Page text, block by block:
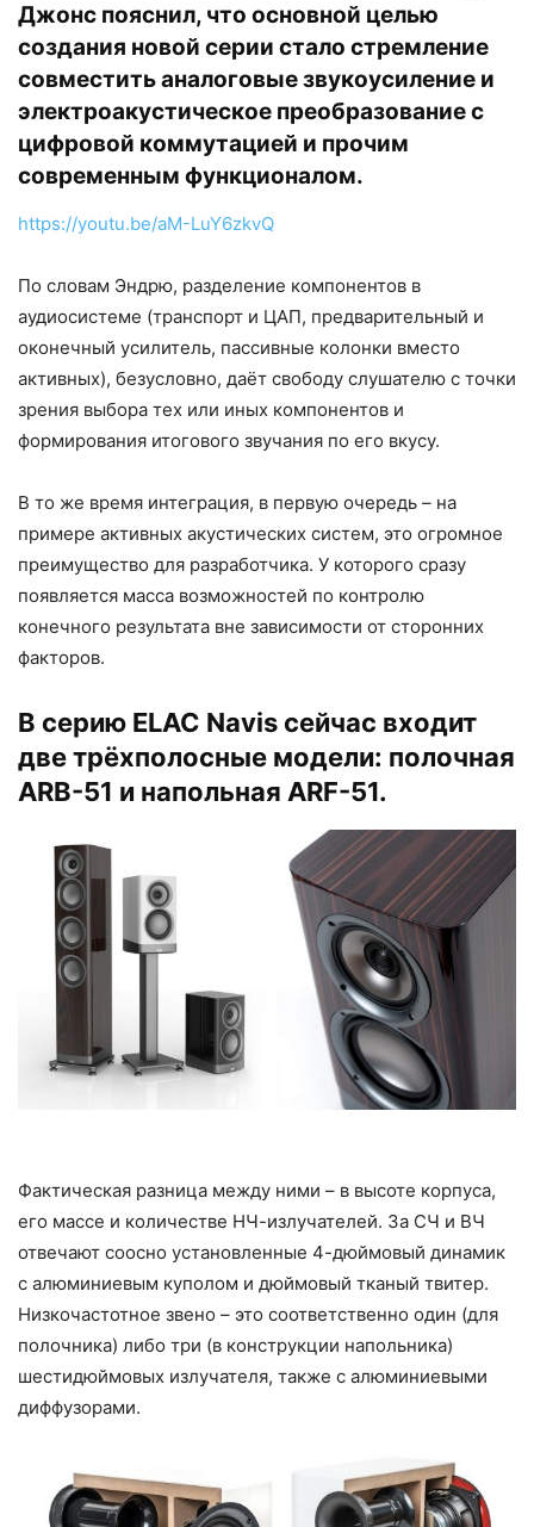
Джонс пояснил, что основной целью
создания новой серии стало стремление
совместить аналоговые звукоусиление и
электроакустическое преобразование с
цифровой коммутацией и прочим
современным функционалом.
https://youtu.be/aM-LuY6zkvQ
По словам Эндрю, разделение компонентов в
аудиосистеме (транспорт и ЦАП, предварительный и
оконечный усилитель, пассивные колонки вместо
активных), безусловно, даёт свободу слушателю с точки
зрения выбора тех или иных компонентов и
формирования итогового звучания по его вкусу.
В то же время интеграция, в первую очередь – на
примере активных акустических систем, это огромное
преимущество для разработчика. У которого сразу
появляется масса возможностей по контролю
конечного результата вне зависимости от сторонних
факторов.
В серию ELAC Navis сейчас входит
две трёхполосные модели: полочная
ARB-51 и напольная ARF-51.
Фактическая разница между ними – в высоте корпуса,
его массе и количестве НЧ-излучателей. За СЧ и ВЧ
отвечают соосно установленные 4-дюймовый динамик
с алюминиевым куполом и дюймовый тканый твитер.
Низкочастотное звено – это соответственно один (для
полочника) либо три (в конструкции напольника)
шестидюймовых излучателя, также с алюминиевыми
диффузорами.